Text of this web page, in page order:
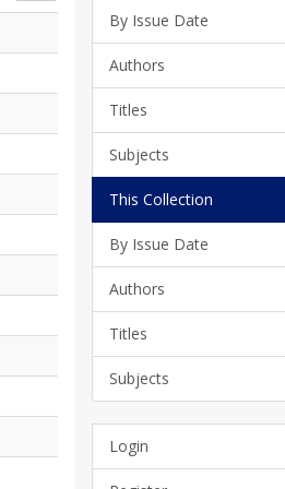
By Issue Date
Authors
Titles
Subjects
This Collection
By Issue Date
Authors
Titles
Subjects
Login